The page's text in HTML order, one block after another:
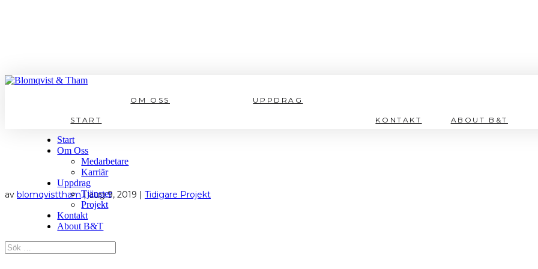
START
OM OSS UPPDRAG
KONTAKT ABOUT B&T
Start
Om Oss
Medarbetare
Karriär
Uppdrag
Tjänster
Projekt
Kontakt
About B&T
TÄBY
av blomqvisttham|aug 9, 2019 | Tidigare Projekt